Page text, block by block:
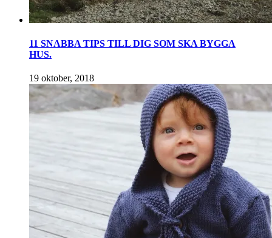
11 SNABBA TIPS TILL DIG SOM SKA BYGGA
HUS.
19 oktober, 2018